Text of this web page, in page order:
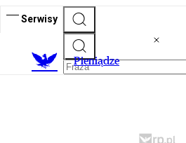
Serwisy
Pieniądze